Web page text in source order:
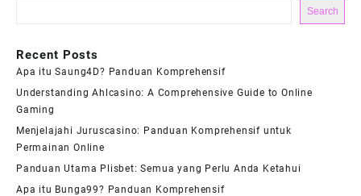
Search
Recent Posts
Apa itu Saung4D? Panduan Komprehensif
Understanding Ahlcasino: A Comprehensive Guide to Online
Gaming
Menjelajahi Juruscasino: Panduan Komprehensif untuk
Permainan Online
Panduan Utama Plisbet: Semua yang Perlu Anda Ketahui
Apa itu Bunga99? Panduan Komprehensif